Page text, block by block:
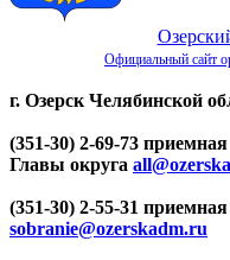
Официальный сайт
г. Озерск Челябинской
(351-30) 2-69-73 приемная
Главы округа
(351-30) 2-55-31
sobranie@ozerskadm.ru